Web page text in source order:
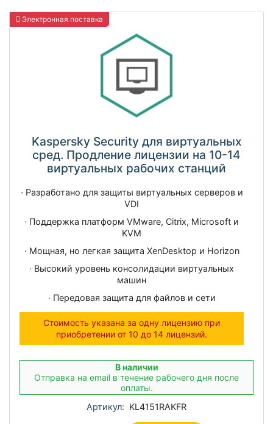
Электронная поставка
Kaspersky Security для виртуальных
сред. Продление лицензии на 10-14
виртуальных рабочих станций
· Разработано для защиты виртуальных серверов и
VDI
· Поддержка платформ VMware, Citrix, Microsoft и
KVM
· Мощная, но легкая защита XenDesktop и Horizon
· Высокий уровень консолидации виртуальных
машин
· Передовая защита для файлов и сети
Стоимость указана за одну лицензию при
приобретении от 10 до 14 лицензий.
В наличии
Отправка на email в течение рабочего дня после
оплаты.
Артикул: KL4151RAKFR